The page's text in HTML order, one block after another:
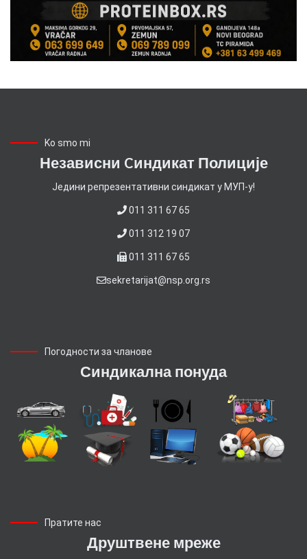
Ko smo mi
Независни Cиндикат Полиције
Jедини репрезентативни синдикат у МУП-у!
011 311 67 65
011 312 19 07
011 311 67 65
sekretarijat@nsp.org.rs
Погодности за чланове
Синдикална понуда
Пратите нас
Друштвене мреже